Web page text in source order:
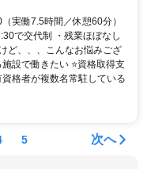
実働7.5時間／休憩60分）
で交代制 ・残業ほぼなし
ど、、、こんなお悩みござ
設で働きたい ⭐資格取得支
格者が複数名常駐している
5 次へ